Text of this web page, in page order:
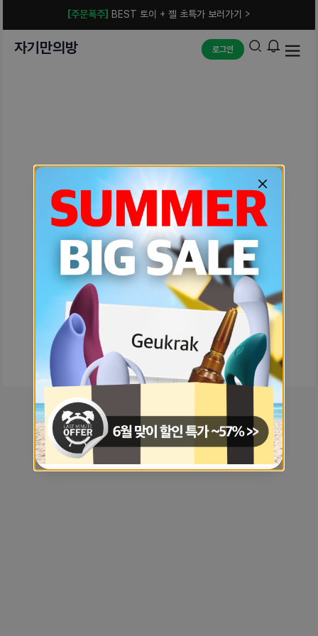
[주문폭주] BEST 토이 + 젤 초특가 보러가기 >
자기만의방 로그인
예상치 못한 에러입니다.